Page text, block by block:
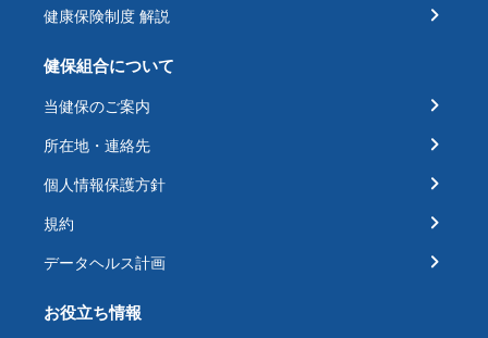
健康保険制度 解説
健保組合について
当健保のご案内
所在地・連絡先
個人情報保護方針
規約
データヘルス計画
お役立ち情報